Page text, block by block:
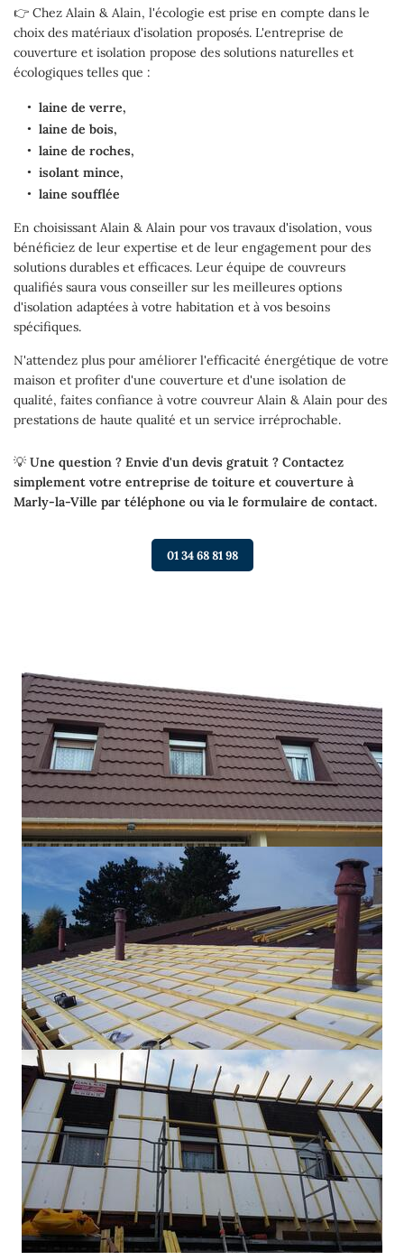
👉 Chez Alain & Alain, l'écologie est prise en compte dans le
choix des matériaux d'isolation proposés. L'entreprise de
couverture et isolation propose des solutions naturelles et
écologiques telles que :
laine de verre,
laine de bois,
laine de roches,
isolant mince,
laine soufflée
En choisissant Alain & Alain pour vos travaux d'isolation, vous
bénéficiez de leur expertise et de leur engagement pour des
solutions durables et efficaces. Leur équipe de couvreurs
qualifiés saura vous conseiller sur les meilleures options
d'isolation adaptées à votre habitation et à vos besoins
spécifiques.
N'attendez plus pour améliorer l'efficacité énergétique de votre
maison et profiter d'une couverture et d'une isolation de
qualité, faites confiance à votre couvreur Alain & Alain pour des
prestations de haute qualité et un service irréprochable.
💡 Une question ? Envie d'un devis gratuit ? Contactez
simplement votre entreprise de toiture et couverture à
Marly-la-Ville par téléphone ou via le formulaire de contact.
01 34 68 81 98